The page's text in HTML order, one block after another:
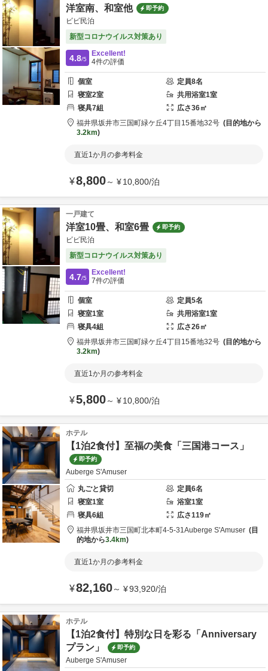
洋室南、和室他 即予約
ビビ民泊
新型コロナウイルス対策あり
4.8/5
Excellent!
4件の評価
個室 定員8名
寝室2室 共用浴室1室
寝具7組 広さ36㎡
福井県坂井市三国町緑ケ丘4丁目15番地32号
目的地から
3.2km
直近1か月の参考料金
¥8,800～ ¥10,800/泊
一戸建て
洋室10畳、和室6畳 即予約
ビビ民泊
新型コロナウイルス対策あり
4.7/5
Excellent!
7件の評価
個室 定員5名
寝室1室 共用浴室1室
寝具4組 広さ26㎡
福井県坂井市三国町緑ケ丘4丁目15番地32号
目的地から
3.2km
直近1か月の参考料金
¥5,800～ ¥10,800/泊
ホテル
【1泊2食付】至福の美食「三国港コース」
即予約
Auberge S'Amuser
丸ごと貸切
定員6名
寝室1室 浴室1室
寝具6組 広さ119㎡
福井県坂井市三国町北本町4-5-31Auberge S'Amuser
目
的地から3.4km
直近1か月の参考料金
¥82,160～ ¥93,920/泊
ホテル
【1泊2食付】特別な日を彩る「Anniversary
プラン」
即予約
Auberge S'Amuser